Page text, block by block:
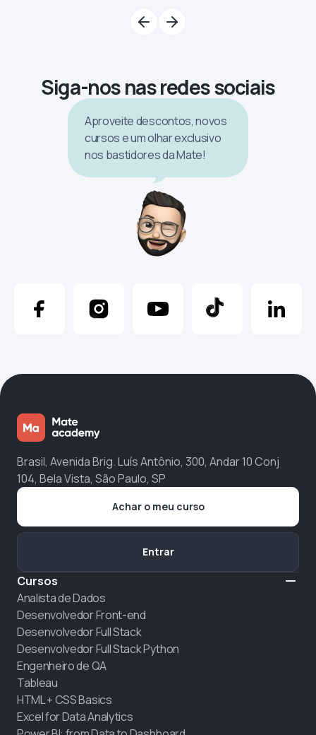
Siga-nos nas redes sociais
Aproveite descontos, novos
cursos e um olhar exclusivo
nos bastidores da Mate!
Brasil, Avenida Brig. Luís Antônio, 300, Andar 10 Conj
104, Bela Vista, São Paulo, SP
Cursos
Analista de Dados
Desenvolvedor Front-end
Desenvolvedor Full Stack
Desenvolvedor Full Stack Python
Engenheiro de QA
Tableau
HTML + CSS Basics
Excel for Data Analytics
Achar o meu curso
Entrar